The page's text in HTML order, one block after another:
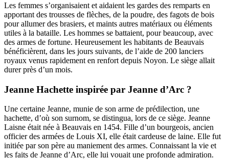
Les femmes s’organisaient et aidaient les gardes des remparts en
apportant des trousses de flèches, de la poudre, des fagots de bois
pour allumer des brasiers, et maints autres matériaux ou éléments
utiles à la bataille. Les hommes se battaient, pour beaucoup, avec
des armes de fortune. Heureusement les habitants de Beauvais
bénéficièrent, dans les jours suivants, de l’aide de 200 lanciers
royaux venus rapidement en renfort depuis Noyon. Le siège allait
durer près d’un mois.
Jeanne Hachette inspirée par Jeanne d’Arc ?
Une certaine Jeanne, munie de son arme de prédilection, une
hachette, d’où son surnom, se distingua, lors de ce siège. Jeanne
Laisne était née à Beauvais en 1454. Fille d’un bourgeois, ancien
officier des armées de Louis XI, elle était cardeuse de laine. Elle fut
initiée par son père au maniement des armes. Connaissant la vie et
les faits de Jeanne d’Arc, elle lui vouait une profonde admiration.